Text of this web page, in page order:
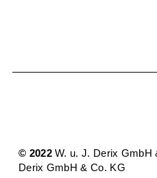
© 2022W. u. J. Derix GmbH
Derix GmbH & Co. KG